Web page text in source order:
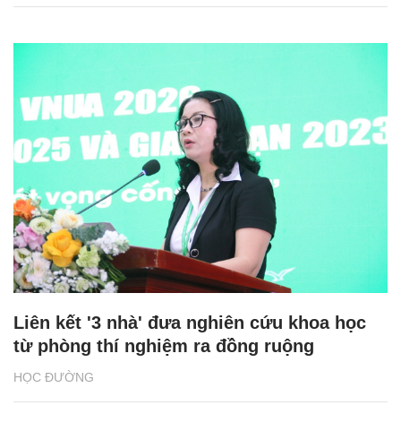
HỌC ĐƯỜNG
Liên kết '3 nhà' đưa nghiên cứu khoa học
từ phòng thí nghiệm ra đồng ruộng